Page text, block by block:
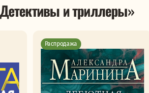
и триллеры»
Распродажа